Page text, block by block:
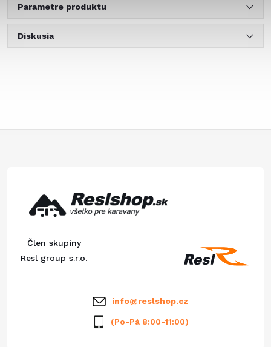
Parametre produktu
Diskusia
Člen skupiny
Resl group s.r.o.
info@reslshop.cz
(Po-Pá 8:00-11:00)